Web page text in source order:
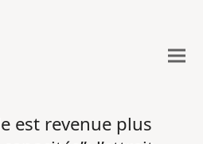
est revenue plus